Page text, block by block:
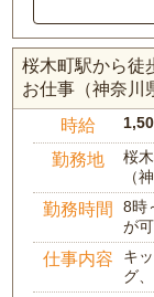
桜木町駅から徒
お仕事（神奈川
時給
勤務地
桜
（
勤務時間
8時
が
仕事内容
キ
グ